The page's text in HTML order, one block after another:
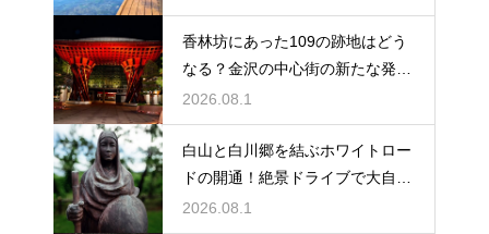
香林坊にあった109の跡地はどう
なる？金沢の中心街の新たな発展
と未来
2026.08.1
白山と白川郷を結ぶホワイトロー
ドの開通！絶景ドライブで大自然
を満喫
2026.08.1